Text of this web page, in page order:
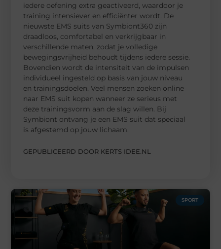
iedere oefening extra geactiveerd, waardoor je
training intensiever en efficiënter wordt. De
nieuwste EMS suits van Symbiont360 zijn
draadloos, comfortabel en verkrijgbaar in
verschillende maten, zodat je volledige
bewegingsvrijheid behoudt tijdens iedere sessie.
Bovendien wordt de intensiteit van de impulsen
individueel ingesteld op basis van jouw niveau
en trainingsdoelen. Veel mensen zoeken online
naar EMS suit kopen wanneer ze serieus met
deze trainingsvorm aan de slag willen. Bij
Symbiont ontvang je een EMS suit dat speciaal
is afgestemd op jouw lichaam.
GEPUBLICEERD DOOR KERTS IDEE.NL
SPORT